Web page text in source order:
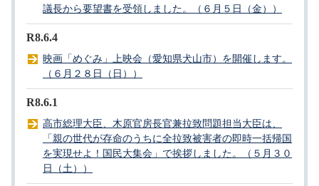
議長から要望書を受領しました。（６月５日（金））
R8.6.4
映画「めぐみ」上映会（愛知県犬山市）を開催します。
（６月２８日（日））
R8.6.1
高市総理大臣、木原官房長官兼拉致問題担当大臣は、
「親の世代が存命のうちに全拉致被害者の即時一括帰国
を実現せよ！国民大集会」で挨拶しました。（５月３０
日（土））